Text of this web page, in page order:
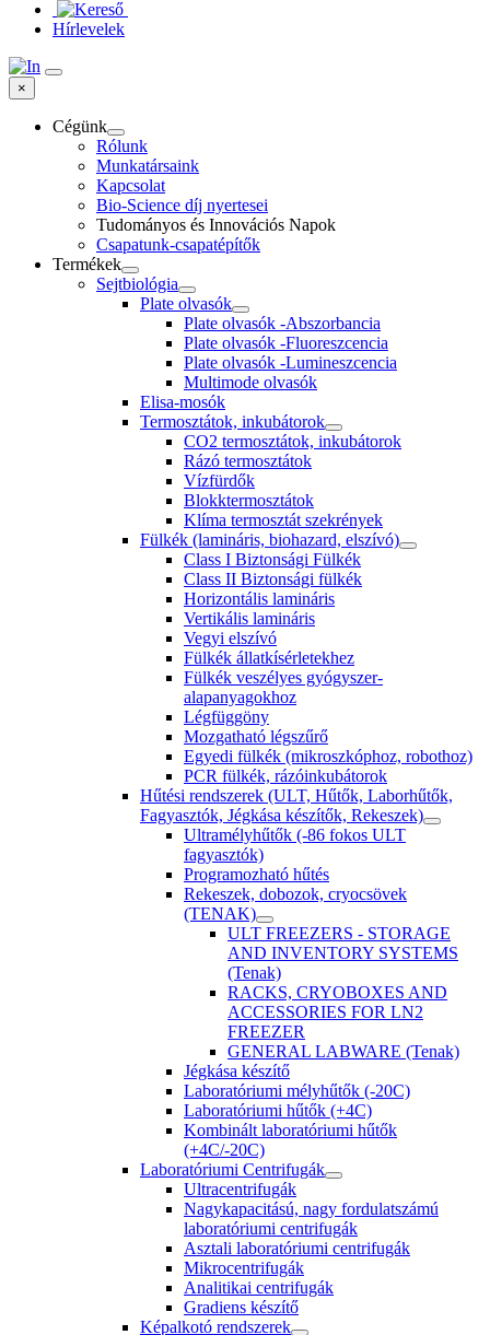
Hírlevelek
×
Cégünk
Rólunk
Munkatársaink
Kapcsolat
Bio-Science díj nyertesei
Tudományos és Innovációs Napok
Csapatunk-csapatépítők
Termékek
Sejtbiológia
Plate olvasók
Plate olvasók -Abszorbancia
Plate olvasók -Fluoreszcencia
Plate olvasók -Lumineszcencia
Multimode olvasók
Elisa-mosók
Termosztátok, inkubátorok
CO2 termosztátok, inkubátorok
Rázó termosztátok
Vízfürdők
Blokktermosztátok
Klíma termosztát szekrények
Fülkék (lamináris, biohazard, elszívó)
Class I Biztonsági Fülkék
Class II Biztonsági fülkék
Horizontális lamináris
Vertikális lamináris
Vegyi elszívó
Fülkék állatkísérletekhez
Fülkék veszélyes gyógyszer-
alapanyagokhoz
Légfüggöny
Mozgatható légszűrő
Egyedi fülkék (mikroszkóphoz, robothoz)
PCR fülkék, rázóinkubátorok
Hűtési rendszerek (ULT, Hűtők, Laborhűtők,
Fagyasztók, Jégkása készítők, Rekeszek)
Ultramélyhűtők (-86 fokos ULT
fagyasztók)
Programozható hűtés
Rekeszek, dobozok, cryocsövek
(TENAK)
ULT FREEZERS - STORAGE
AND INVENTORY SYSTEMS
(Tenak)
RACKS, CRYOBOXES AND
ACCESSORIES FOR LN2
FREEZER
GENERAL LABWARE (Tenak)
Jégkása készítő
Laboratóriumi mélyhűtők (-20C)
Laboratóriumi hűtők (+4C)
Kombinált laboratóriumi hűtők
(+4C/-20C)
Laboratóriumi Centrifugák
Ultracentrifugák
Nagykapacitású, nagy fordulatszámú
laboratóriumi centrifugák
Asztali laboratóriumi centrifugák
Mikrocentrifugák
Analitikai centrifugák
Gradiens készítő
Képalkotó rendszerek